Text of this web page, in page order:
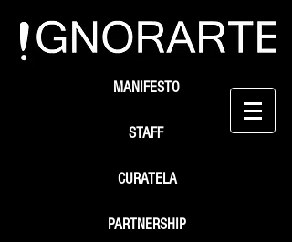
STAFF
MANIFESTO
PARTNERSHIP
CURATELA